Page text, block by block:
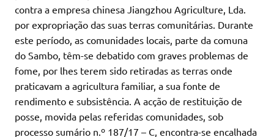
contra a empresa chinesa Jiangzhou Agriculture, Lda.
por expropriação das suas terras comunitárias. Durante
este período, as comunidades locais, parte da comuna
do Sambo, têm-se debatido com graves problemas de
fome, por lhes terem sido retiradas as terras onde
praticavam a agricultura familiar, a sua fonte de
rendimento e subsistência. A acção de restituição de
posse, movida pelas referidas comunidades, sob
processo sumário n.º 187/17 – C, encontra-se encalhada